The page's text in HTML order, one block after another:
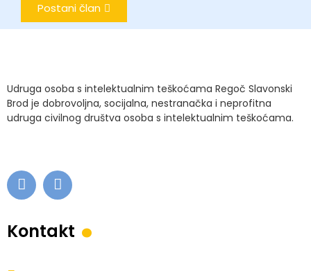
Postani član
Udruga osoba s intelektualnim teškoćama Regoč Slavonski
Brod je dobrovoljna, socijalna, nestranačka i neprofitna
udruga civilnog društva osoba s intelektualnim teškoćama.
Kontakt .